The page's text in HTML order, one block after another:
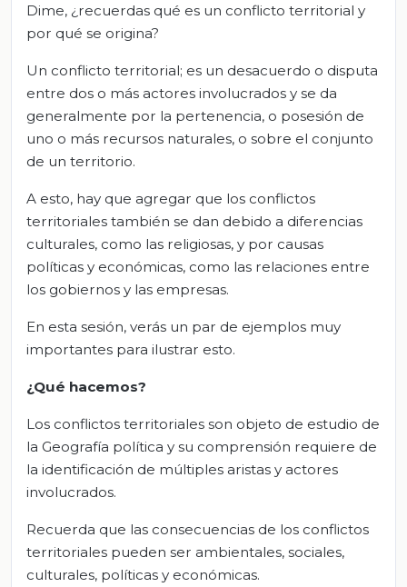
Dime, ¿recuerdas qué es un conflicto territorial y
por qué se origina?
Un conflicto territorial; es un desacuerdo o disputa
entre dos o más actores involucrados y se da
generalmente por la pertenencia, o posesión de
uno o más recursos naturales, o sobre el conjunto
de un territorio.
A esto, hay que agregar que los conflictos
territoriales también se dan debido a diferencias
culturales, como las religiosas, y por causas
políticas y económicas, como las relaciones entre
los gobiernos y las empresas.
En esta sesión, verás un par de ejemplos muy
importantes para ilustrar esto.
¿Qué hacemos?
Los conflictos territoriales son objeto de estudio de
la Geografía política y su comprensión requiere de
la identificación de múltiples aristas y actores
involucrados.
Recuerda que las consecuencias de los conflictos
territoriales pueden ser ambientales, sociales,
culturales, políticas y económicas.